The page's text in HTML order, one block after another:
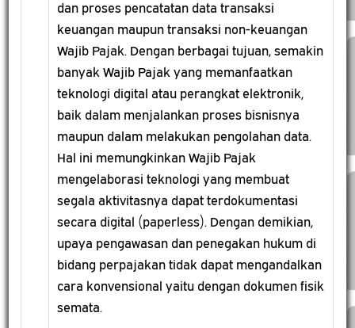
dan proses pencatatan data transaksi
keuangan maupun transaksi non-keuangan
Wajib Pajak. Dengan berbagai tujuan, semakin
banyak Wajib Pajak yang memanfaatkan
teknologi digital atau perangkat elektronik,
baik dalam menjalankan proses bisnisnya
maupun dalam melakukan pengolahan data.
Hal ini memungkinkan Wajib Pajak
mengelaborasi teknologi yang membuat
segala aktivitasnya dapat terdokumentasi
secara digital (paperless). Dengan demikian,
upaya pengawasan dan penegakan hukum di
bidang perpajakan tidak dapat mengandalkan
cara konvensional yaitu dengan dokumen fisik
semata.